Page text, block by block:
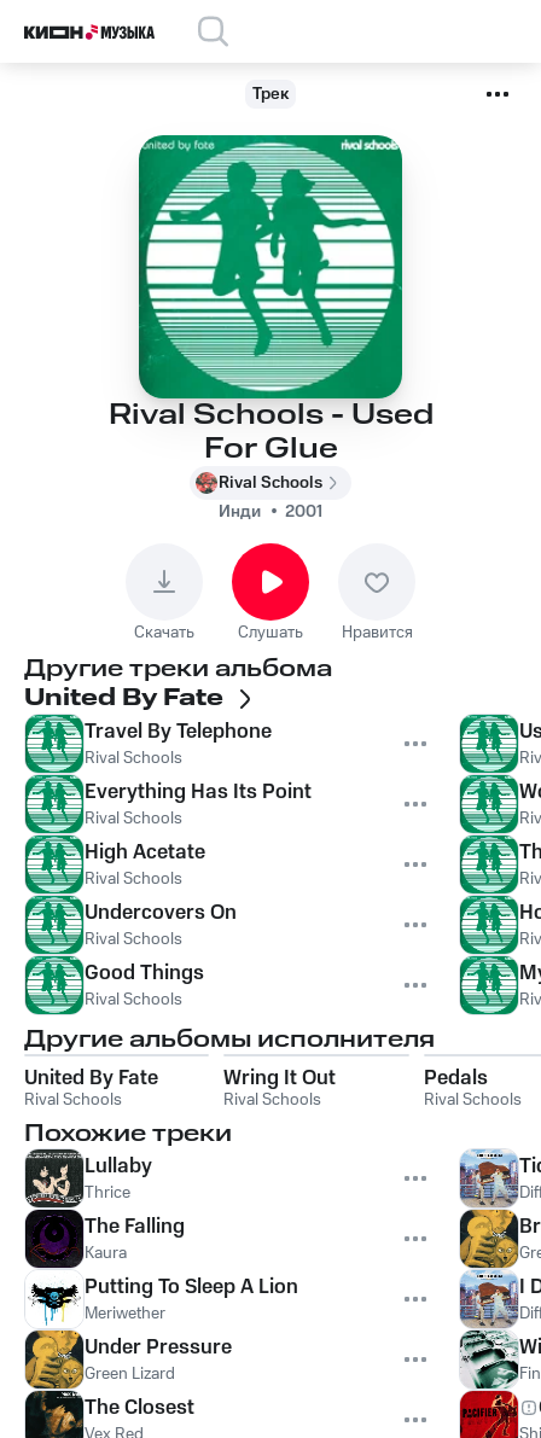
Трек
Rival Schools - Used
For Glue
Rival Schools
Инди
2001
Скачать Слушать Нравится
Другие треки альбома
United By Fate
Travel By Telephone
Rival Schools
Everything Has Its Point
Rival Schools
High Acetate
Rival Schools
Undercovers On
Rival Schools
Good Things
Rival Schools
Другие альбомы исполнителя
United By Fate
Rival Schools
Wring It Out
Rival Schools
Pedals
Rival Schools
Похожие треки
Lullaby
Thrice
The Falling
Kaura
Putting To Sleep A Lion
Meriwether
Under Pressure
Green Lizard
The Closest
I